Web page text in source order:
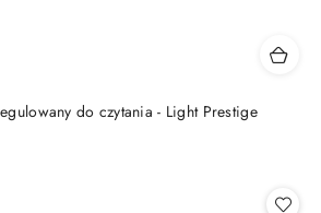
do czytania - Light Prestige